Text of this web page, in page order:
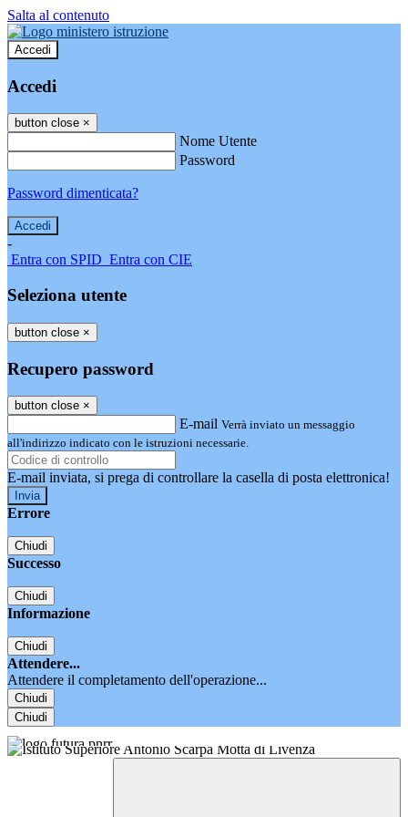
Salta al contenuto
Accedi
Accedi
button close ×
Nome Utente
Password
Password dimenticata?
-
Entra con SPID Entra con CIE
Seleziona utente
button close ×
Recupero password
button close ×
E-mail Verrà inviato un messaggio
all'indirizzo indicato con le istruzioni necessarie.
E-mail inviata, si prega di controllare la casella di posta elettronica!
Errore
Chiudi
Successo
Chiudi
Informazione
Chiudi
Attendere...
Attendere il completamento dell'operazione...
Chiudi
Chiudi